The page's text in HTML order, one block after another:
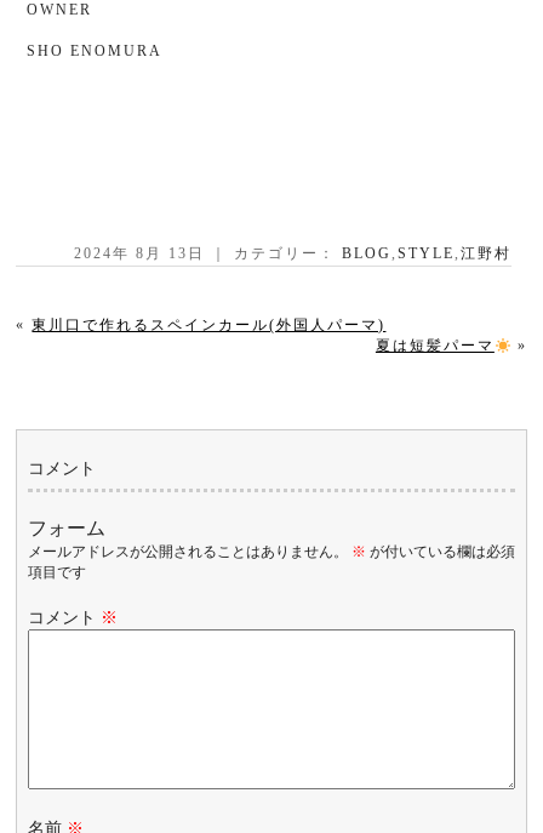
OWNER
SHO ENOMURA
2024年 8月 13日 ｜ カテゴリー： BLOG, STYLE, 江野村
«東川口で作れるスペインカール(外国人パーマ)
夏は短髪パーマ
»
コメント
フォーム
メールアドレスが公開されることはありません。 ※ が付いている欄は必須
項目です
コメント ※
名前 ※